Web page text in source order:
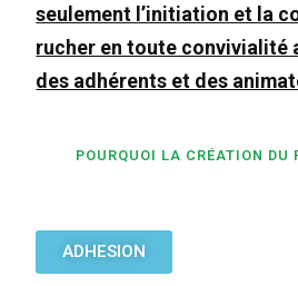
seulement l’initiation et la
rucher en toute convivialité
des adhérents et des
POURQUOI LA CRÉATION DU
ADHESION